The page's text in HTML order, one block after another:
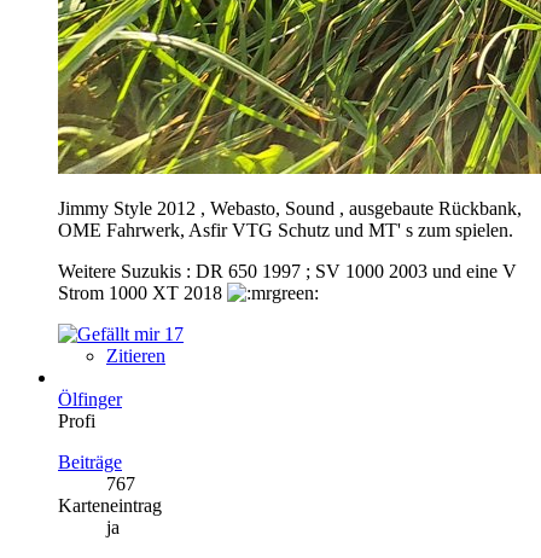
Jimmy Style 2012 , Webasto, Sound , ausgebaute Rückbank,
OME Fahrwerk, Asfir VTG Schutz und MT' s zum spielen.
Weitere Suzukis : DR 650 1997 ; SV 1000 2003 und eine V
Strom 1000 XT 2018
17
Zitieren
Ölfinger
Profi
Beiträge
767
Karteneintrag
ja